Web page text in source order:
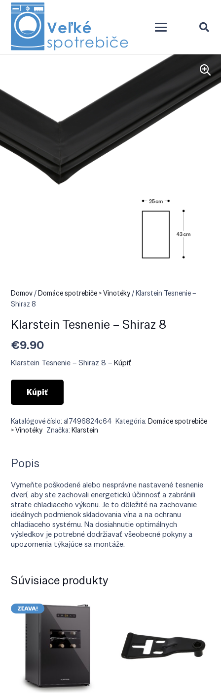
Domov/Domáce spotrebiče > Vinotéky/ Klarstein Tesnenie –
Shiraz 8
Klarstein Tesnenie – Shiraz 8
€9.90
Klarstein Tesnenie – Shiraz 8 –Kúpiť
Kúpiť
Katalógové číslo: a17496824c64 Kategória:Domáce spotrebiče
> Vinotéky Značka:Klarstein
Popis
Vymeňte poškodené alebo nesprávne nastavené tesnenie
dverí, aby ste zachovali energetickú účinnosť a zabránili
strate chladiaceho výkonu. Je to dôležité na zachovanie
ideálnych podmienok skladovania vína a na ochranu
chladiaceho systému. Na dosiahnutie optimálnych
výsledkov je potrebné dodržiavať všeobecné pokyny a
upozornenia týkajúce sa montáže.
Súvisiace produkty
ZĽAVA!